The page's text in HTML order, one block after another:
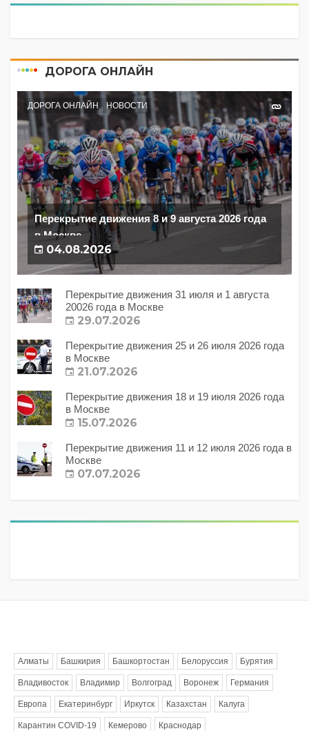
ДОРОГА ОНЛАЙН
ДОРОГА ОНЛАЙН НОВОСТИ
Перекрытие движения 8 и 9 августа 2026 года
в Москве
04.08.2026
Перекрытие движения 31 июля и 1 августа
20026 года в Москве
29.07.2026
Перекрытие движения 25 и 26 июля 2026 года
в Москве
21.07.2026
Перекрытие движения 18 и 19 июля 2026 года
в Москве
15.07.2026
Перекрытие движения 11 и 12 июля 2026 года в
Москве
07.07.2026
Алматы Башкирия Башкортостан Белоруссия Бурятия
Владивосток Владимир Волгоград Воронеж Германия
Европа Екатеринбург Иркутск Казахстан Калуга
Карантин COVID-19 Кемерово Краснодар